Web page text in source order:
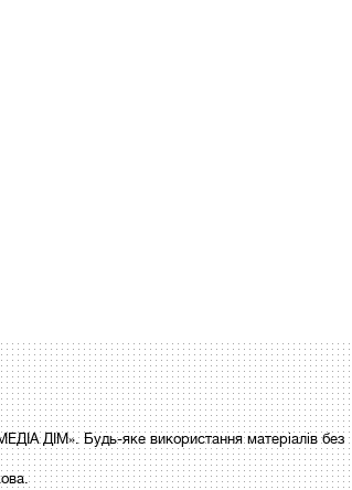
ДІМ». Будь-яке використання матеріалів без